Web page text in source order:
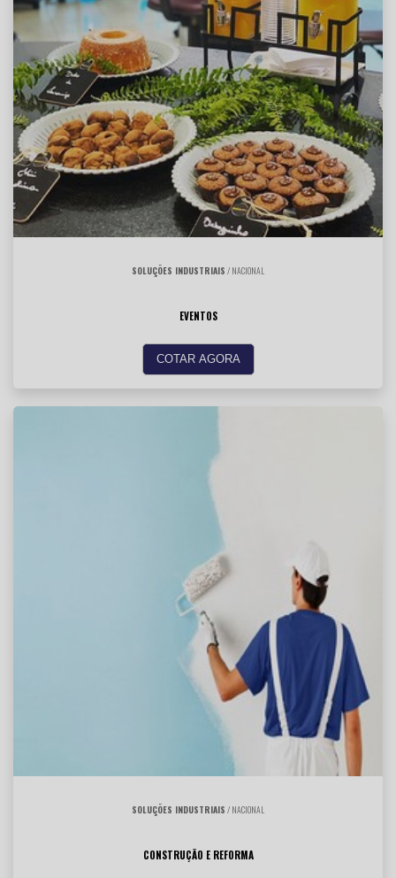
SOLUÇÕES INDUSTRIAIS / NACIONAL
EVENTOS
COTAR AGORA
SOLUÇÕES INDUSTRIAIS / NACIONAL
CONSTRUÇÃO E REFORMA